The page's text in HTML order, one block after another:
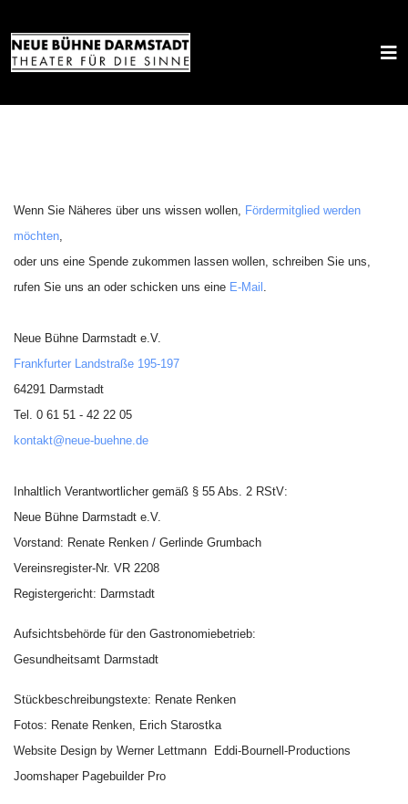
Wenn Sie Näheres über uns wissen wollen, Fördermitglied werden
möchten,
oder uns eine Spende zukommen lassen wollen, schreiben Sie uns,
rufen Sie uns an oder schicken uns eine E-Mail .
Neue Bühne Darmstadt e.V.
Frankfurter Landstraße 195-197
64291 Darmstadt
Tel. 0 61 51 - 42 22 05
kontakt@neue-buehne.de
Inhaltlich Verantwortlicher gemäß § 55 Abs. 2 RStV:
Neue Bühne Darmstadt e.V.
Vorstand: Renate Renken / Gerlinde Grumbach
Vereinsregister-Nr. VR 2208
Registergericht: Darmstadt
Aufsichtsbehörde für den Gastronomiebetrieb:
Gesundheitsamt Darmstadt
Stückbeschreibungstexte: Renate Renken
Fotos: Renate Renken, Erich Starostka
Website Design by Werner Lettmann Eddi-Bournell-Productions
Joomshaper Pagebuilder Pro